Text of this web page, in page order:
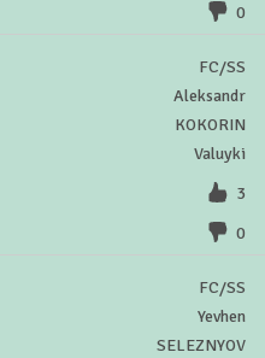
0
FC/SS
Aleksandr
KOKORIN
Valuyki
3
0
FC/SS
Yevhen
SELEZNYOV